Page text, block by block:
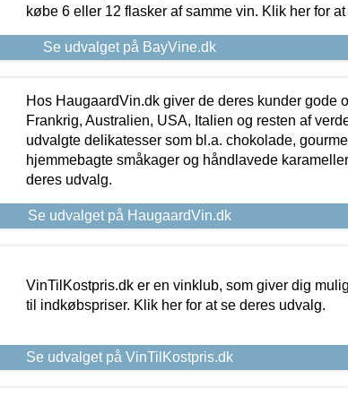
købe 6 eller 12 flasker af samme vin. Klik her for
Se udvalget på BayVine.dk
Hos HaugaardVin.dk giver de deres kunder gode
Frankrig, Australien, USA, Italien og resten af
udvalgte delikatesser som bl.a. chokolade,
hjemmebagte småkager og håndlavede
deres udvalg.
Se udvalget på HaugaardVin.dk
VinTilKostpris.dk er en vinklub, som giver dig
til indkøbspriser. Klik her for at se deres udvalg.
Se udvalget på VinTilKostpris.dk